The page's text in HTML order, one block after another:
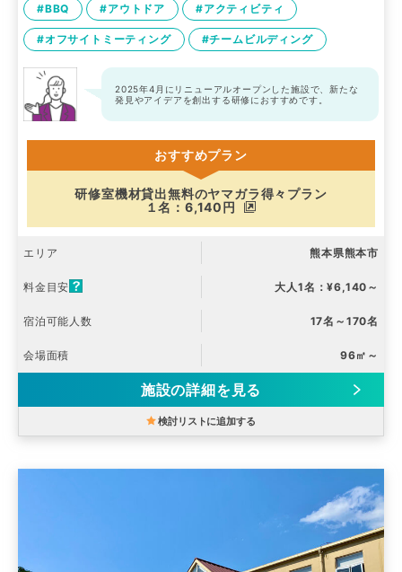
#BBQ #アウトドア #アクティビティ
#オフサイトミーティング #チームビルディング
2025年4月にリニューアルオープンした施設で、新たな
発見やアイデアを創出する研修におすすめです。
おすすめプラン
研修室機材貸出無料のヤマガラ得々プラン
１名：6,140円
エリア 熊本県熊本市
料金目安 大人1名：¥6,140～
宿泊可能人数 17名～170名
会場面積 96㎡～
施設の詳細を見る
検討リストに追加する